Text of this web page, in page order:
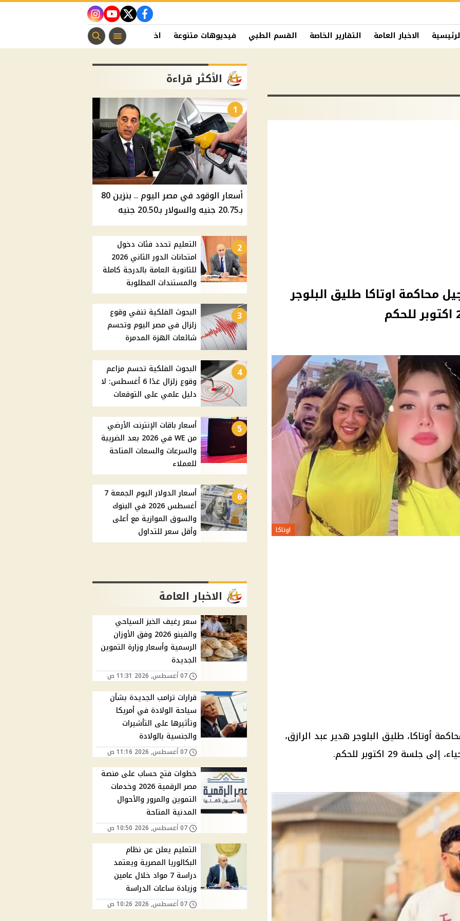
facebook
twitter
youtube
instagram
الاخبار العامة التقارير الخاصة القسم الطبي فيديوهات متنوعة اخبار الفن منوعات مسيحية
محاكمة اوتاكا طليق البلوجر
اوتاكا
أوتاكا، طليق البلوجر هدير عبد الرازق،
29 اكتوبر للحكم.
الأكثر قراءة
1
أسعار الوقود في مصر اليوم .. بنزين 80
بـ20.75 جنيه والسولار بـ20.50 جنيه
2
التعليم تحدد فئات دخول
امتحانات الدور الثاني 2026
للثانوية العامة بالدرجة كاملة
والمستندات المطلوبة
3
البحوث الفلكية تنفي وقوع
زلزال في مصر اليوم وتحسم
شائعات الهزة المدمرة
4
البحوث الفلكية تحسم مزاعم
وقوع زلزال غدًا 6 أغسطس: لا
دليل علمي على التوقعات
5
أسعار باقات الإنترنت الأرضي
من WE في 2026 بعد الضريبة
والسرعات والسعات المتاحة
للعملاء
6
أسعار الدولار اليوم الجمعة 7
أغسطس 2026 في البنوك
والسوق الموازية مع أعلى
وأقل سعر للتداول
الاخبار العامة
سعر رغيف الخبز السياحي
والفينو 2026 وفق الأوزان
الرسمية وأسعار وزارة التموين
الجديدة
07 أغسطس, 2026 11:31 ص
قرارات ترامب الجديدة بشأن
سياحة الولادة في أمريكا
وتأثيرها على التأشيرات
والجنسية بالولادة
07 أغسطس, 2026 11:16 ص
خطوات فتح حساب على منصة
مصر الرقمية 2026 وخدمات
التموين والمرور والأحوال
المدنية المتاحة
07 أغسطس, 2026 10:50 ص
التعليم يعلن عن نظام
البكالوريا المصرية ويعتمد
دراسة 7 مواد خلال عامين
وزيادة ساعات الدراسة
07 أغسطس, 2026 10:26 ص